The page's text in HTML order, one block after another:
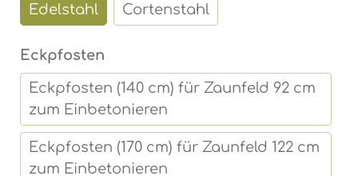
Edelstahl Cortenstahl
Eckpfosten
Eckpfosten (140 cm) für Zaunfeld 92 cm
zum Einbetonieren
Eckpfosten (170 cm) für Zaunfeld 122 cm
zum Einbetonieren